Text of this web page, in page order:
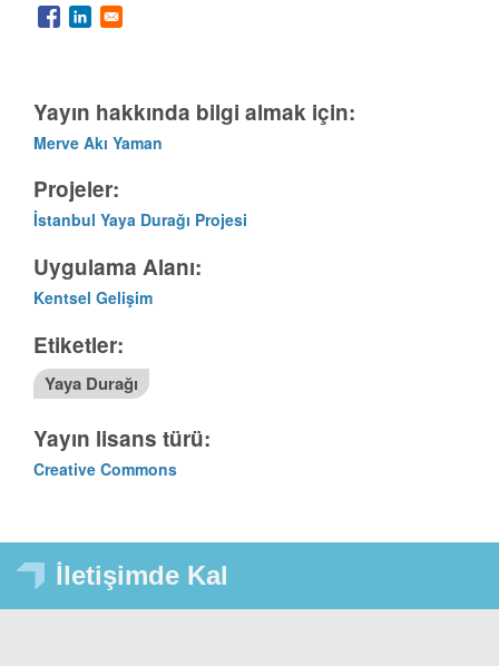
Yayın hakkında bilgi almak için:
Merve Akı Yaman
Projeler:
İstanbul Yaya Durağı Projesi
Uygulama Alanı:
Kentsel Gelişim
Etiketler:
Yaya Durağı
Yayın lisans türü:
Creative Commons
İletişimde Kal